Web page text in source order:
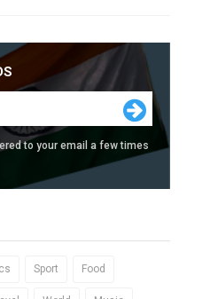
to your email a few times
Sport Food